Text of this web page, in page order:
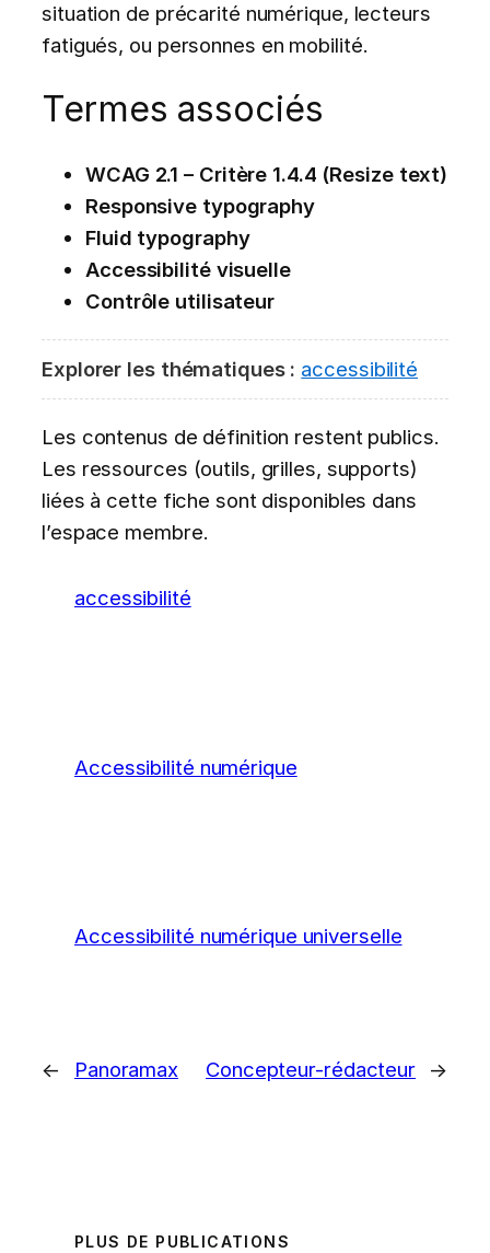
situation de précarité numérique, lecteurs
fatigués, ou personnes en mobilité.
Termes associés
WCAG 2.1 – Critère 1.4.4 (Resize text)
Responsive typography
Fluid typography
Accessibilité visuelle
Contrôle utilisateur
Explorer les thématiques : accessibilité
Les contenus de définition restent publics.
Les ressources (outils, grilles, supports)
liées à cette fiche sont disponibles dans
l’espace membre.
accessibilité
Accessibilité numérique
Accessibilité numérique universelle
← Panoramax Concepteur-rédacteur →
PLUS DE PUBLICATIONS